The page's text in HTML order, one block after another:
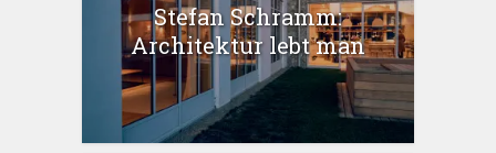
Stefan Schramm:
Architektur lebt man